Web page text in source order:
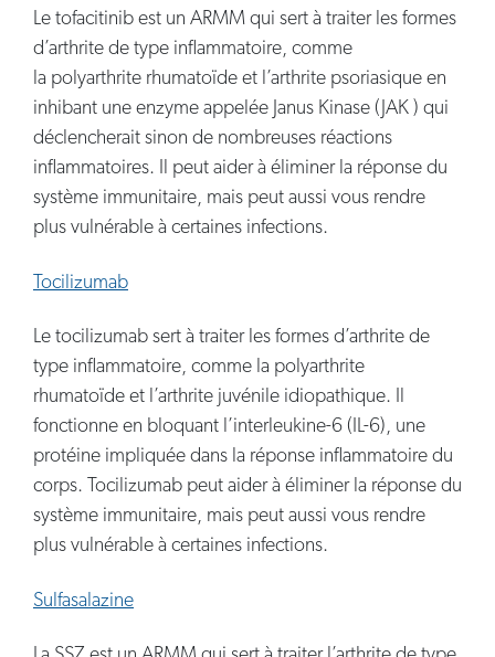
Le tofacitinib est un ARMM qui sert à traiter les formes
d’arthrite de type inflammatoire, comme
la polyarthrite rhumatoïde et l’arthrite psoriasique en
inhibant une enzyme appelée Janus Kinase (JAK ) qui
déclencherait sinon de nombreuses réactions
inflammatoires. Il peut aider à éliminer la réponse du
système immunitaire, mais peut aussi vous rendre
plus vulnérable à certaines infections.
Tocilizumab
Le tocilizumab sert à traiter les formes d’arthrite de
type inflammatoire, comme la polyarthrite
rhumatoïde et l’arthrite juvénile idiopathique. Il
fonctionne en bloquant l’interleukine-6 (IL-6), une
protéine impliquée dans la réponse inflammatoire du
corps. Tocilizumab peut aider à éliminer la réponse du
système immunitaire, mais peut aussi vous rendre
plus vulnérable à certaines infections.
Sulfasalazine